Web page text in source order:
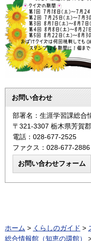
お問い合わせ
部署名：生涯学習課総合
〒321-3307 栃木県芳賀
電話：028-677-2525
ファクス：028-677-2886
ホーム > くらしのガイド >
総合情報館（知恵の環館）